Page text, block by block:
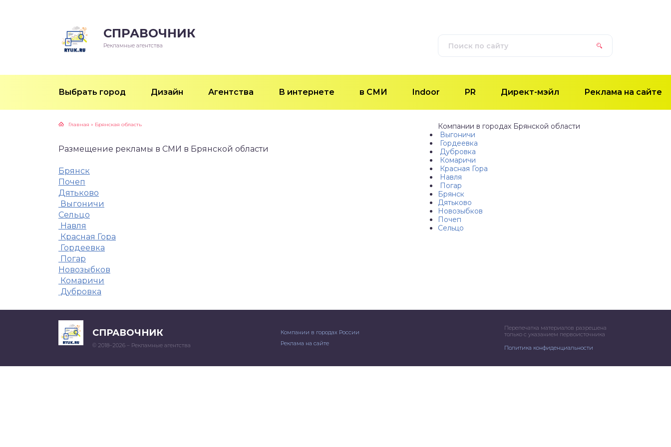
СПРАВОЧНИК
Рекламные агентства
Выбрать город Дизайн Агентства В интернете в СМИ Indoor PR Директ-мэйл Реклама на сайте
Главная » Брянская область
Размещение рекламы в СМИ в Брянской области
Брянск
Почеп
Дятьково
Выгоничи
Сельцо
Навля
Красная Гора
Гордеевка
Погар
Новозыбков
Комаричи
Дубровка
Компании в городах Брянской области
Выгоничи
Гордеевка
Дубровка
Комаричи
Красная Гора
Навля
Погар
Брянск
Дятьково
Новозыбков
Почеп
Сельцо
СПРАВОЧНИК
© 2018–2026 – Рекламные агентства
Компании в городах России
Реклама на сайте
Перепечатка материалов разрешена
только с указанием первоисточника
Политика конфиденциальности